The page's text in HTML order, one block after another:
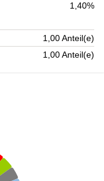
1,40%
1,00 Anteil(e)
1,00 Anteil(e)